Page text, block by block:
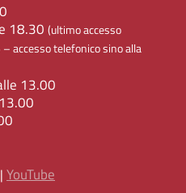
18.30 (ultimo accesso
accesso telefonico sino alla
13.00
| YouTube